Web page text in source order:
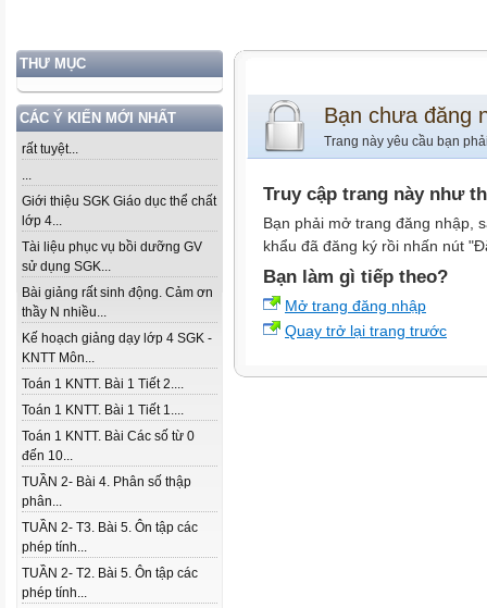
THƯ MỤC
CÁC Ý KIẾN MỚI NHẤT
rất tuyệt...
...
Giới thiệu SGK Giáo dục thể chất
lớp 4...
Tài liệu phục vụ bồi dưỡng GV
sử dụng SGK...
Bài giảng rất sinh động. Cảm ơn
thầy N nhiều...
Kế hoạch giảng dạy lớp 4 SGK -
KNTT Môn...
Toán 1 KNTT. Bài 1 Tiết 2....
Toán 1 KNTT. Bài 1 Tiết 1....
Toán 1 KNTT. Bài Các số từ 0
đến 10...
TUẦN 2- Bài 4. Phân số thập
phân...
TUẦN 2- T3. Bài 5. Ôn tập các
phép tính...
TUẦN 2- T2. Bài 5. Ôn tập các
phép tính...
Bạn chưa đăng
Trang này yêu cầu bạn
Truy cập trang này như
Bạn phải mở trang đăng nhập,
khẩu đã đăng ký rồi nhấn nút
Bạn làm gì tiếp theo?
Mở trang đăng nhập
Quay trở lại trang trước